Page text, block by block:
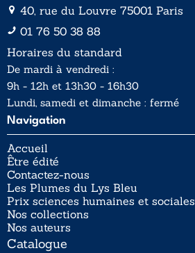
40, rue du Louvre 75001 Paris
01 76 50 38 88
Horaires du standard
De mardi à vendredi :
9h - 12h et 13h30 - 16h30
Lundi, samedi et dimanche : fermé
Navigation
Accueil
Être édité
Contactez-nous
Les Plumes du Lys Bleu
Prix sciences humaines et sociales
Nos collections
Nos auteurs
Catalogue